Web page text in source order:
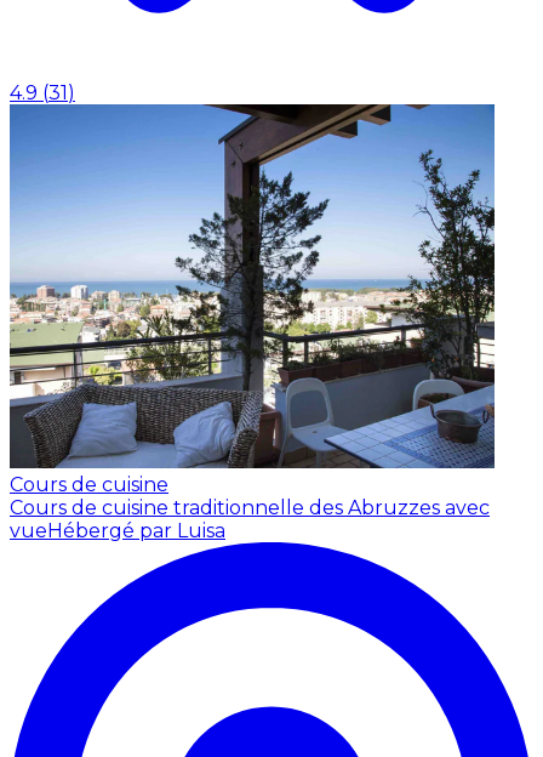
4.9 (31)
Cours de cuisine
Cours de cuisine traditionnelle des Abruzzes avec
vueHébergé par Luisa